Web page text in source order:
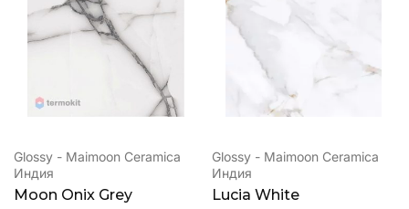
Glossy - Maimoon Ceramica
Индия
Moon Onix Grey
Glossy - Maimoon Ceramica
Индия
Lucia White